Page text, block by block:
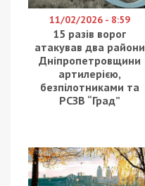
11/02/2026 - 8:59
15 разів ворог
атакував два райони
Дніпропетровщини
артилерією,
безпілотниками та
РСЗВ “Град”